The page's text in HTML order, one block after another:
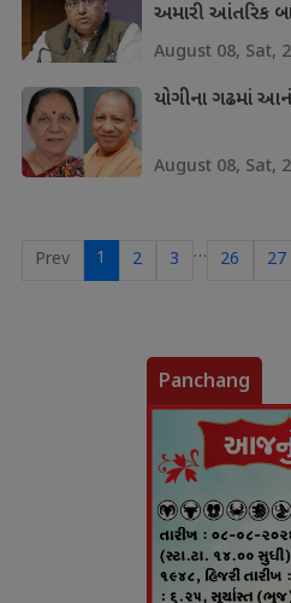
અમારી આંતરિક
August 08, Sat,
યોગીના ગઢમાં
August 08, Sat,
Prev 1 2 3 … 26 27
Panchang